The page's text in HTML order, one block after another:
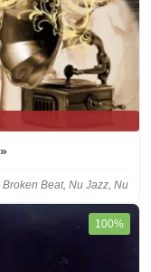
Beat, Nu Jazz, Nu
100%